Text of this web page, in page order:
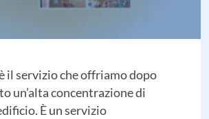
il servizio che offriamo dopo
un’alta concentrazione di
È un servizio